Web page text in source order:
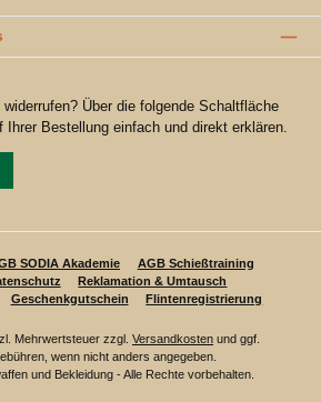
Über die folgende Schaltfläche
Ihrer Bestellung einfach und direkt erklären.
SODIA Akademie
AGB Schießtraining
Reklamation & Umtausch
Geschenkgutschein Flintenregistrierung
Mehrwertsteuer zzgl. Versandkosten und ggf.
wenn nicht anders angegeben.
und Bekleidung - Alle Rechte vorbehalten.